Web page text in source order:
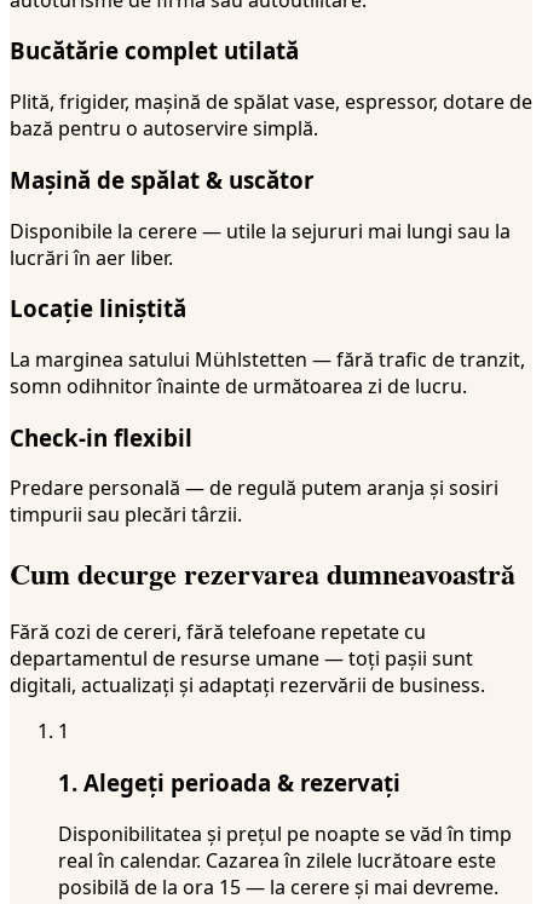
Bucătărie complet utilată
Plită, frigider, mașină de spălat vase, espressor, dotare de
bază pentru o autoservire simplă.
Mașină de spălat & uscător
Disponibile la cerere — utile la sejururi mai lungi sau la
lucrări în aer liber.
Locație liniștită
La marginea satului Mühlstetten — fără trafic de tranzit,
somn odihnitor înainte de următoarea zi de lucru.
Check-in flexibil
Predare personală — de regulă putem aranja și sosiri
timpurii sau plecări târzii.
Cum decurge rezervarea dumneavoastră
Fără cozi de cereri, fără telefoane repetate cu
departamentul de resurse umane — toți pașii sunt
digitali, actualizați și adaptați rezervării de business.
1
1. Alegeți perioada & rezervați
Disponibilitatea și prețul pe noapte se văd în timp
real în calendar. Cazarea în zilele lucrătoare este
posibilă de la ora 15 — la cerere și mai devreme.